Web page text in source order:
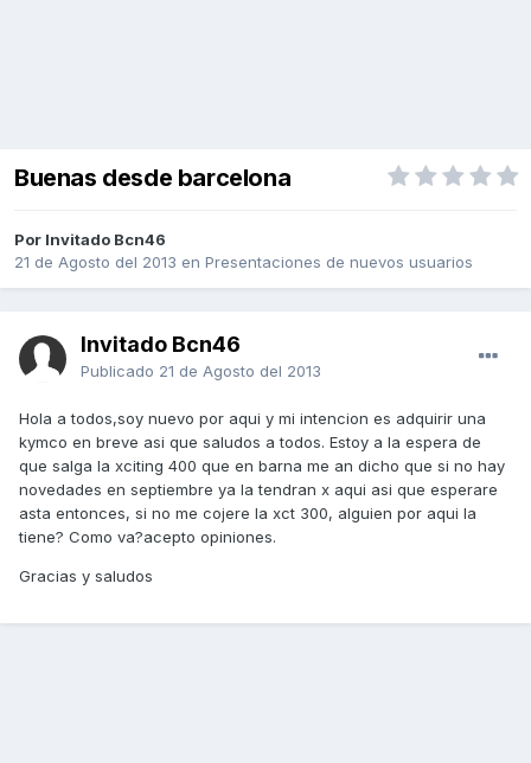
Buenas desde barcelona
Por Invitado Bcn46
21 de Agosto del 2013 en Presentaciones de nuevos usuarios
Invitado Bcn46
Publicado 21 de Agosto del 2013
Hola a todos,soy nuevo por aqui y mi intencion es adquirir una
kymco en breve asi que saludos a todos. Estoy a la espera de
que salga la xciting 400 que en barna me an dicho que si no hay
novedades en septiembre ya la tendran x aqui asi que esperare
asta entonces, si no me cojere la xct 300, alguien por aqui la
tiene? Como va?acepto opiniones.
Gracias y saludos